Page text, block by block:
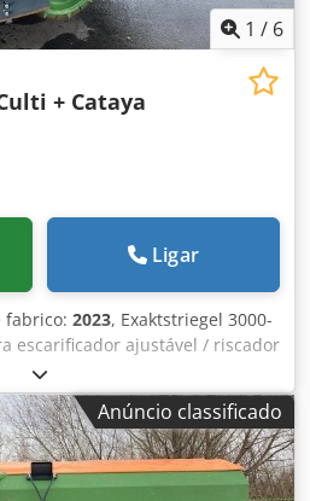
1 / 6
+ Cataya
Ligar
fabrico: 2023, Exaktstriegel 3000-
escarificador ajustável / riscador
3000 AmaDrill 2 para
sensor analógico de
eletrônica de trilhas de
e circuito hidráulico de
Aamer
Anúncio classificado